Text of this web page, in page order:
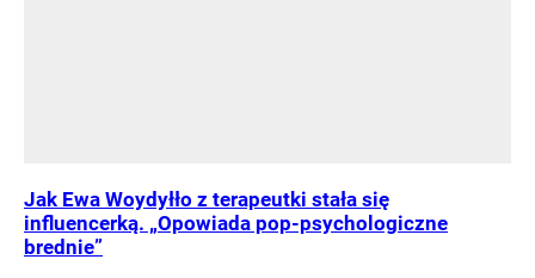
Jak Ewa Woydyłło z terapeutki stała się
influencerką. „Opowiada pop-psychologiczne
brednie”